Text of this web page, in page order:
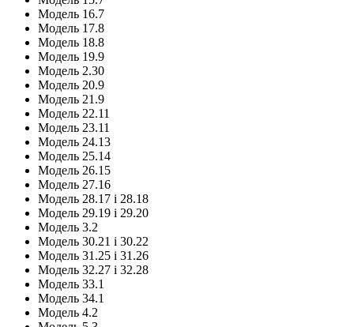
Модель 16.7
Модель 17.8
Модель 18.8
Модель 19.9
Модель 2.30
Модель 20.9
Модель 21.9
Модель 22.11
Модель 23.11
Модель 24.13
Модель 25.14
Модель 26.15
Модель 27.16
Модель 28.17 і 28.18
Модель 29.19 і 29.20
Модель 3.2
Модель 30.21 і 30.22
Модель 31.25 і 31.26
Модель 32.27 і 32.28
Модель 33.1
Модель 34.1
Модель 4.2